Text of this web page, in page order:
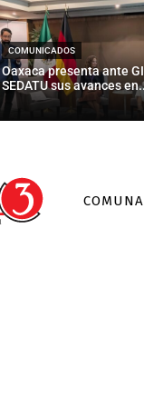
COMUNICADOS
Oaxaca presenta ante
SEDATU sus avances